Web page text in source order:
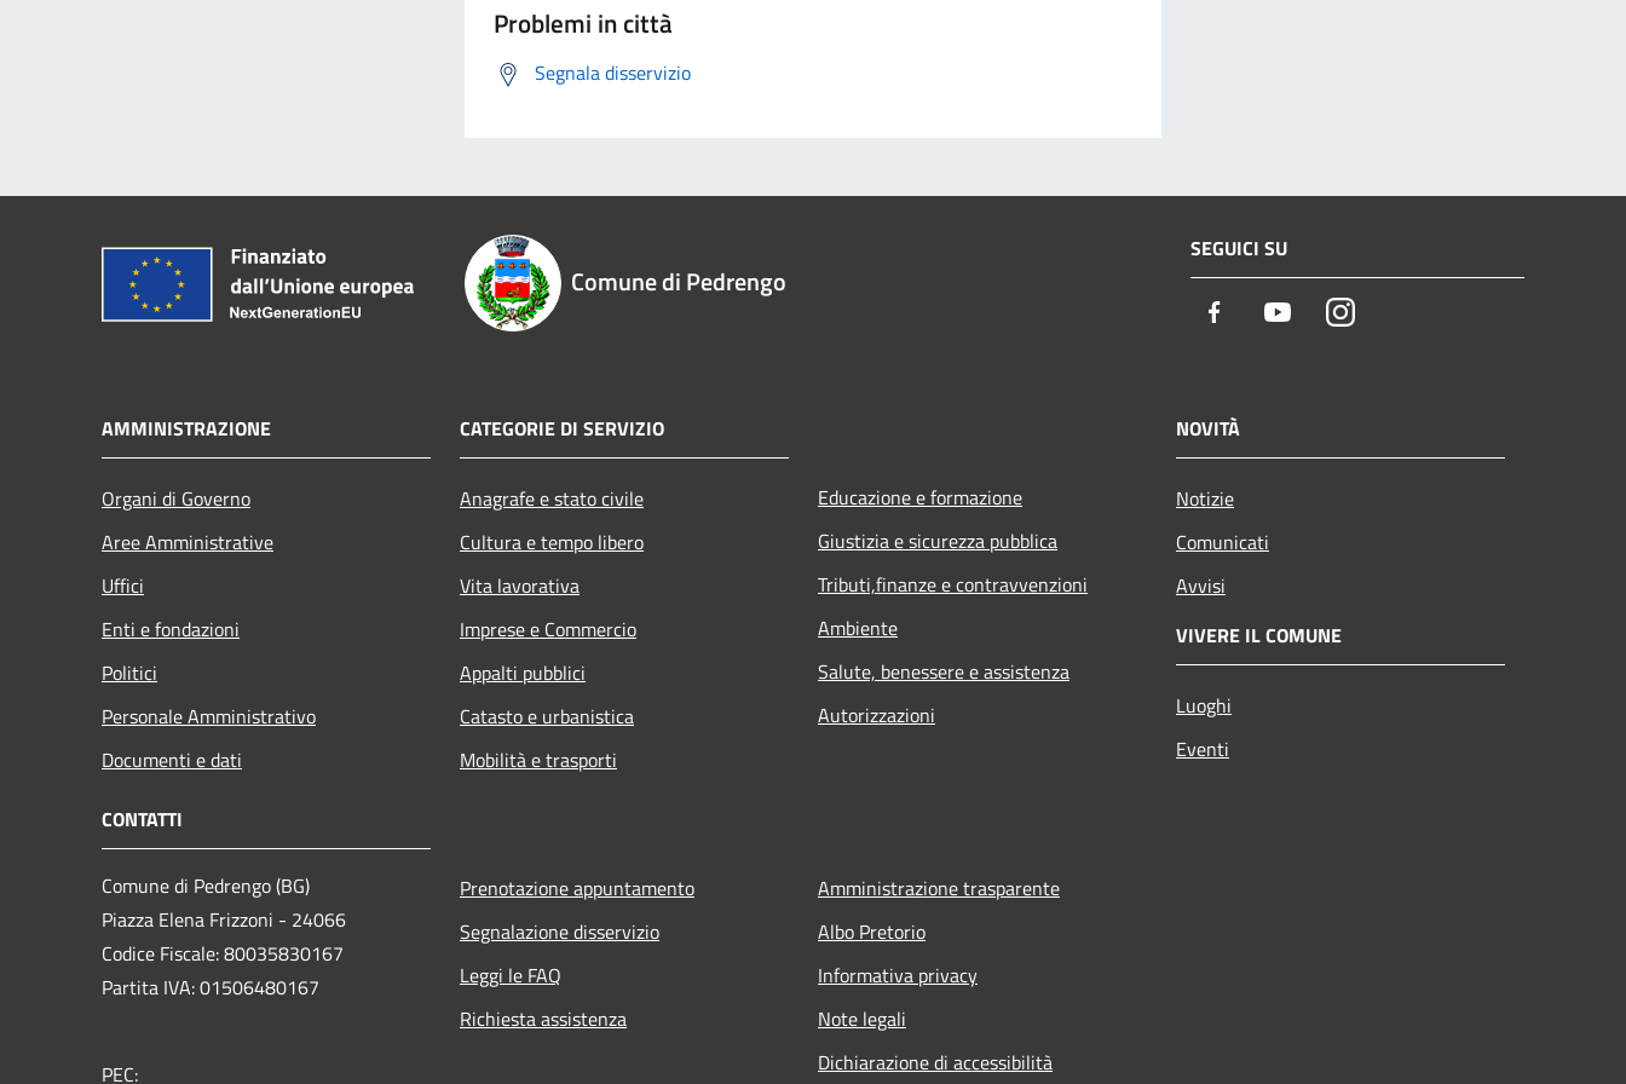
Problemi in città
Segnala disservizio
Comune di Pedrengo
SEGUICI SU
Facebook YoutubeInstagram
AMMINISTRAZIONE
Organi di Governo
Aree Amministrative
Uffici
Enti e fondazioni
Politici
Personale Amministrativo
Documenti e dati
CATEGORIE DI SERVIZIO
Anagrafe e stato civile
Cultura e tempo libero
Vita lavorativa
Imprese e Commercio
Appalti pubblici
Catasto e urbanistica
Mobilità e trasporti
Educazione e formazione
Giustizia e sicurezza pubblica
Tributi,finanze e contravvenzioni
Ambiente
Salute, benessere e assistenza
Autorizzazioni
NOVITÀ
Notizie
Comunicati
Avvisi
VIVERE IL COMUNE
Luoghi
Eventi
CONTATTI
Comune di Pedrengo (BG)
Piazza Elena Frizzoni - 24066
Codice Fiscale: 80035830167
Partita IVA: 01506480167
PEC:
Prenotazione appuntamento
Segnalazione disservizio
Leggi le FAQ
Richiesta assistenza
Amministrazione trasparente
Albo Pretorio
Informativa privacy
Note legali
Dichiarazione di accessibilità